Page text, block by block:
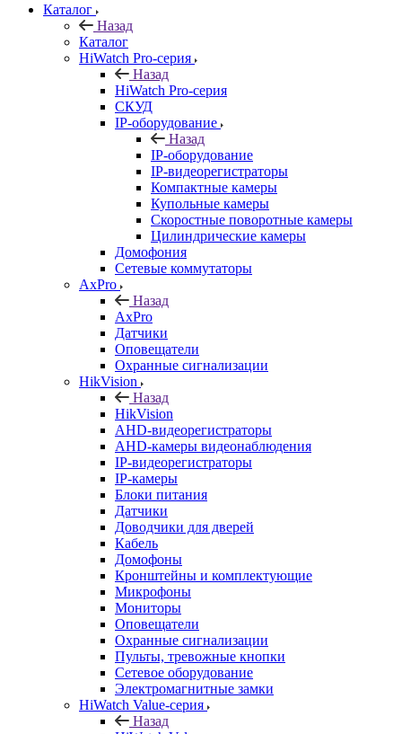
Каталог
Назад
Каталог
HiWatch Pro-серия
Назад
HiWatch Pro-серия
CКУД
IP-оборудование
Назад
IP-оборудование
IP-видеорегистраторы
Компактные камеры
Купольные камеры
Скоростные поворотные камеры
Цилиндрические камеры
Домофония
Сетевые коммутаторы
AxPro
Назад
AxPro
Датчики
Оповещатели
Охранные сигнализации
HikVision
Назад
HikVision
AHD-видеорегистраторы
AHD-камеры видеонаблюдения
IP-видеорегистраторы
IP-камеры
Блоки питания
Датчики
Доводчики для дверей
Кабель
Домофоны
Кронштейны и комплектующие
Микрофоны
Мониторы
Оповещатели
Охранные сигнализации
Пульты, тревожные кнопки
Сетевое оборудование
Электромагнитные замки
HiWatch Value-серия
Назад